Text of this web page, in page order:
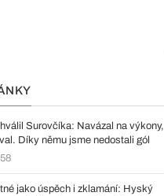
Surovčíka: Navázal na výkony,
Díky němu jsme nedostali gól
jako úspěch i zklamání: Hyský